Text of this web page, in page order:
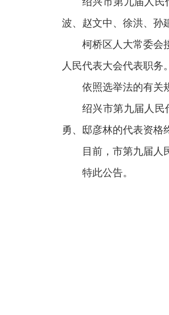
波、赵文中、徐洪、孙
柯桥区人大常委会
人民代表大会代表职务
依照选举法的有关
绍兴市第九届人民
勇、邸彦林的代表资格
目前，市第九届人
特此公告。